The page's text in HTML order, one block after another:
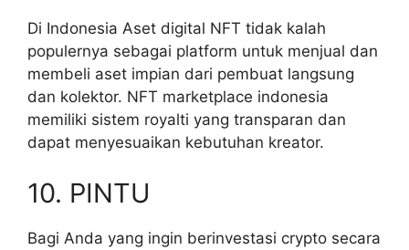
Di Indonesia Aset digital NFT tidak kalah
populernya sebagai platform untuk menjual dan
membeli aset impian dari pembuat langsung
dan kolektor. NFT marketplace indonesia
memiliki sistem royalti yang transparan dan
dapat menyesuaikan kebutuhan kreator.
10. PINTU
Bagi Anda yang ingin berinvestasi crypto secara